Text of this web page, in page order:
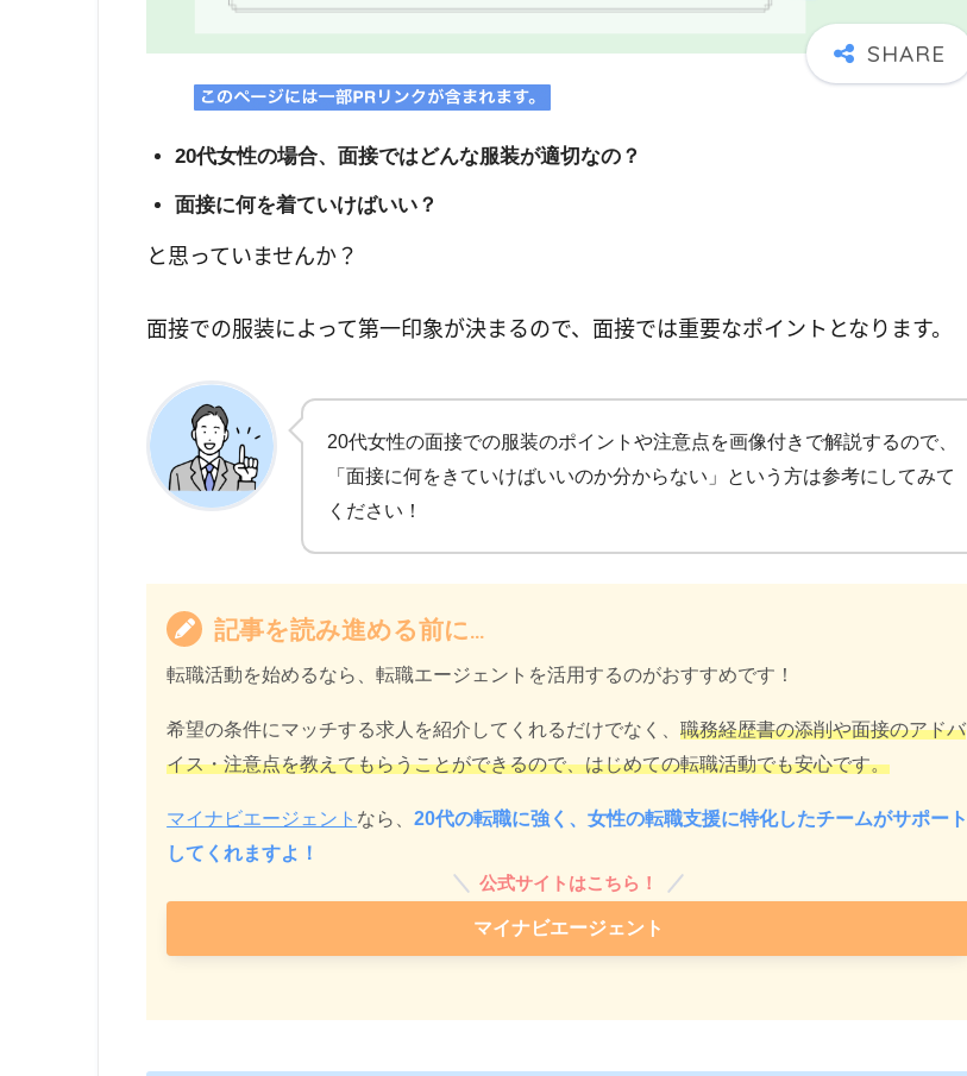
20代女性の場合、面接ではどんな服装が適切なの？
面接に何を着ていけばいい？
と思っていませんか？
面接での服装によって第一印象が決まるので、面接では重要なポイントとなります。
20代女性の面接での服装のポイントや注意点を画像付きで解説するので、
「面接に何をきていけばいいのか分からない」という方は参考にしてみて
ください！
記事を読み進める前に…
転職活動を始めるなら、転職エージェントを活用するのがおすすめです！
希望の条件にマッチする求人を紹介してくれるだけでなく、職務経歴書の添削や面接のアドバ
イス・注意点を教えてもらうことができるので、はじめての転職活動でも安心です。
マイナビエージェント なら、20代の転職に強く、女性の転職支援に特化したチームがサポート
してくれますよ！
公式サイトはこちら！
マイナビエージェント